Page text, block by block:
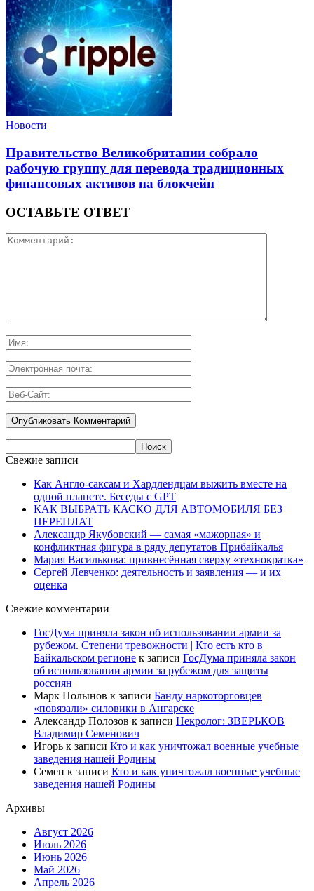
Новости
Правительство Великобритании собрало
рабочую группу для перевода традиционных
финансовых активов на блокчейн
ОСТАВЬТЕ ОТВЕТ
Свежие записи
Как Англо-саксам и Хардлендцам выжить вместе на
одной планете. Беседы с GPT
КАК ВЫБРАТЬ КАСКО ДЛЯ АВТОМОБИЛЯ БЕЗ
ПЕРЕПЛАТ
Александр Якубовский — самая «мажорная» и
конфликтная фигура в ряду депутатов Прибайкалья
Мария Василькова: привнесённая сверху «технократка»
Сергей Левченко: деятельность и заявления — и их
оценка
Свежие комментарии
ГосДума приняла закон об использовании армии за
рубежом. Степени тревожности | Кто есть кто в
Байкальском регионе к записи ГосДума приняла закон
об использовании армии за рубежом для защиты
россиян
Марк Полынов к записи Банду наркоторговцев
«повязали» силовики в Ангарске
Александр Полозов к записи Некролог: ЗВЕРЬКОВ
Владимир Семенович
Игорь к записи Кто и как уничтожал военные учебные
заведения нашей Родины
Семен к записи Кто и как уничтожал военные учебные
заведения нашей Родины
Архивы
Август 2026
Июль 2026
Июнь 2026
Май 2026
Апрель 2026